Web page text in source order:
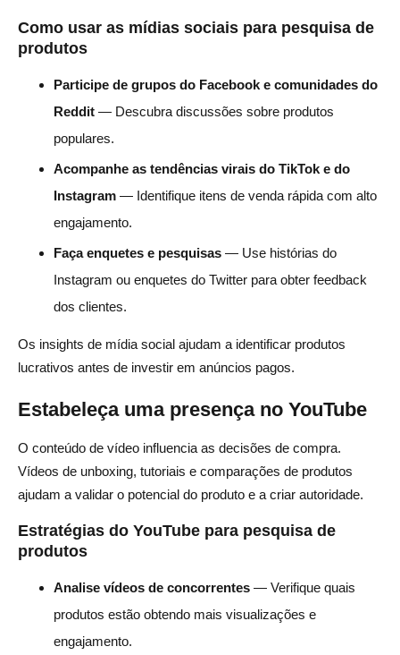
Como usar as mídias sociais para pesquisa de
produtos
Participe de grupos do Facebook e comunidades do
Reddit — Descubra discussões sobre produtos
populares.
Acompanhe as tendências virais do TikTok e do
Instagram — Identifique itens de venda rápida com alto
engajamento.
Faça enquetes e pesquisas — Use histórias do
Instagram ou enquetes do Twitter para obter feedback
dos clientes.
Os insights de mídia social ajudam a identificar produtos
lucrativos antes de investir em anúncios pagos.
Estabeleça uma presença no YouTube
O conteúdo de vídeo influencia as decisões de compra.
Vídeos de unboxing, tutoriais e comparações de produtos
ajudam a validar o potencial do produto e a criar autoridade.
Estratégias do YouTube para pesquisa de
produtos
Analise vídeos de concorrentes — Verifique quais
produtos estão obtendo mais visualizações e
engajamento.